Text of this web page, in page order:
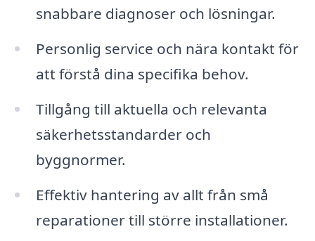
snabbare diagnoser och lösningar.
Personlig service och nära kontakt för
att förstå dina specifika behov.
Tillgång till aktuella och relevanta
säkerhetsstandarder och
byggnormer.
Effektiv hantering av allt från små
reparationer till större installationer.